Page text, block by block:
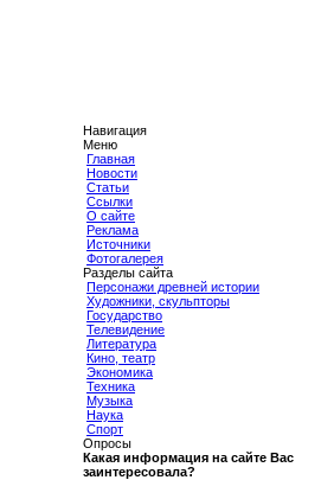
Навигация
Меню
Главная
Новости
Статьи
Ссылки
О сайте
Реклама
Источники
Фотогалерея
Разделы сайта
Персонажи древней истории
Художники, скульпторы
Государство
Телевидение
Литература
Кино, театр
Экономика
Техника
Музыка
Наука
Спорт
Опросы
Какая информация на сайте Вас
заинтересовала?